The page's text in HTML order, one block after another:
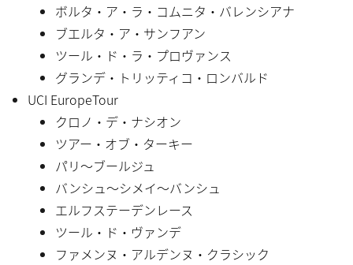
ボルタ・ア・ラ・コムニタ・バレンシアナ
ブエルタ・ア・サンフアン
ツール・ド・ラ・プロヴァンス
グランデ・トリッティコ・ロンバルド
UCI EuropeTour
クロノ・デ・ナシオン
ツアー・オブ・ターキー
パリ〜ブールジュ
バンシュ〜シメイ〜バンシュ
エルフステーデンレース
ツール・ド・ヴァンデ
ファメンヌ・アルデンヌ・クラシック